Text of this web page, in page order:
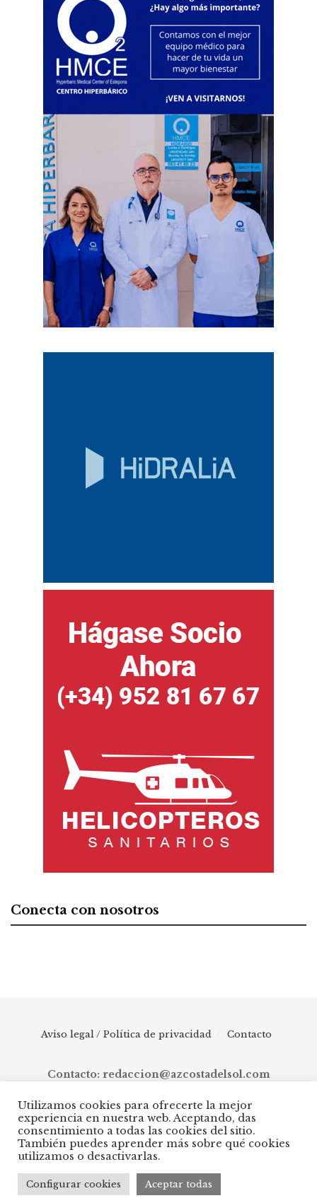
Conecta con nosotros
Aviso legal / Política de privacidad Contacto
Contacto: redaccion@azcostadelsol.com
© 2025 AZ Costa del Sol - Diario digital de Málaga capital hasta
Manilva, pasando por Torremolinos, Benalmádena, Fuengirola,
Mijas, Ojén, Marbella, Istán, Benahavís, Estepona y Casares.
Utilizamos cookies para ofrecerte la mejor
experiencia en nuestra web. Aceptando, das
consentimiento a todas las cookies del sitio.
También puedes aprender más sobre qué cookies
utilizamos o desactivarlas.
Configurar cookies Aceptar todas